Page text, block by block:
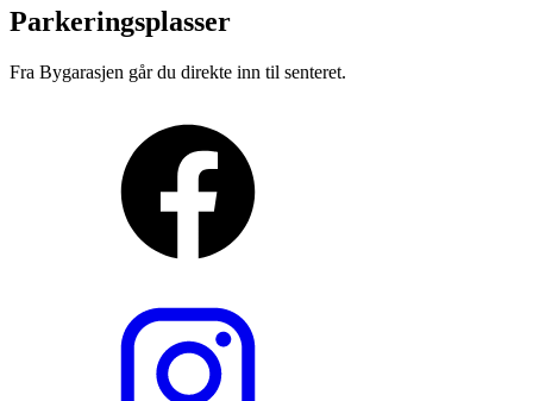
Parkeringsplasser
Fra Bygarasjen går du direkte inn til senteret.